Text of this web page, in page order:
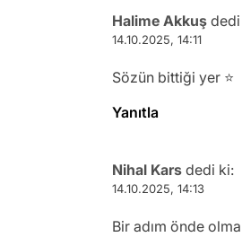
Halime Akkuş
14.10.2025, 14:11
Sözün bittiği yer ⭐
Yanıtla
Nihal Kars dedi ki:
14.10.2025, 14:13
Bir adım önde